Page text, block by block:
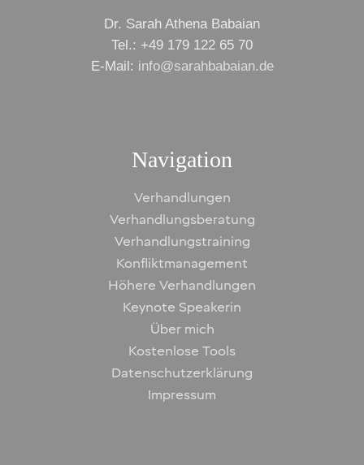
Dr. Sarah Athena Babaian
Tel.: +49 179 122 65 70
E-Mail: info@sarahbabaian.de
Navigation
Verhandlungen
Verhandlungsberatung
Verhandlungstraining
Konfliktmanagement
Höhere Verhandlungen
Keynote Speakerin
Über mich
Kostenlose Tools
Datenschutzerklärung
Impressum